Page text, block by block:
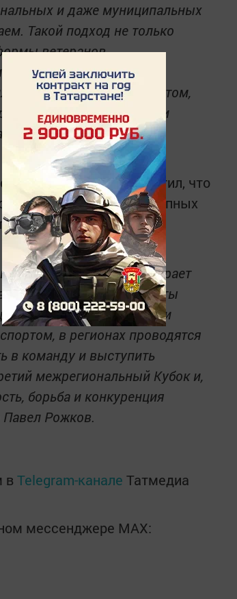
и даже муниципальных
Такой подход не только
ветеранов,
укрепляет чувство
для обмена опытом,
образа жизни среди
Павел Рожков отметил, что
участниками таких крупных
Отечества“ собирает
и охватывает все субъекты
военной операции
в регионах проводятся
в команду и выступить
межрегиональный Кубок и,
борьба и конкуренция
Рожков.
в Telegram-канале Татмедиа
мессенджере MАХ: